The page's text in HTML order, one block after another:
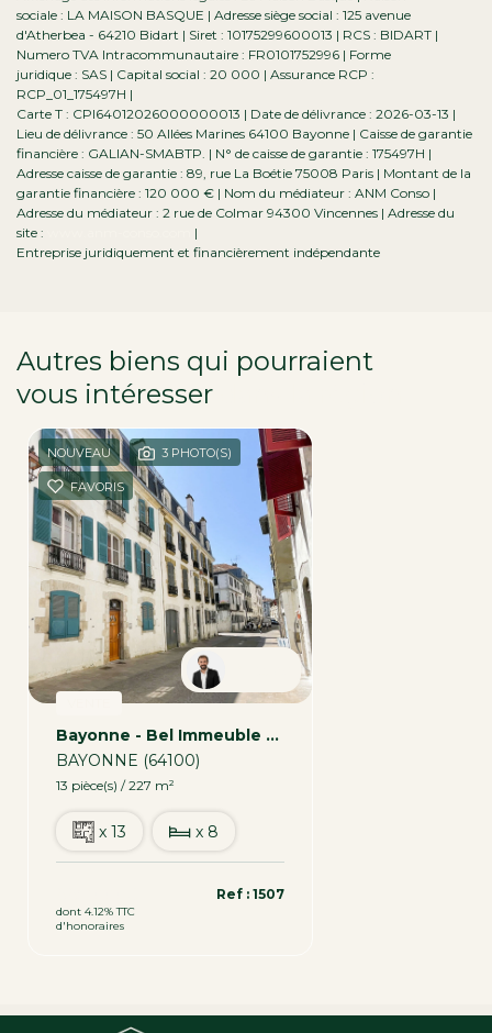
sociale : LA MAISON BASQUE | Adresse siège social : 125 avenue
d'Atherbea - 64210 Bidart | Siret : 10175299600013 | RCS : BIDART |
Numero TVA Intracommunautaire : FR0101752996 | Forme
juridique : SAS | Capital social : 20 000 | Assurance RCP :
RCP_01_175497H |
Carte T : CPI64012026000000013 | Date de délivrance : 2026-03-13 |
Lieu de délivrance : 50 Allées Marines 64100 Bayonne | Caisse de garantie
financière : GALIAN-SMABTP. | N° de caisse de garantie : 175497H |
Adresse caisse de garantie : 89, rue La Boétie 75008 Paris | Montant de la
garantie financière : 120 000 € | Nom du médiateur : ANM Conso |
Adresse du médiateur : 2 rue de Colmar 94300 Vincennes | Adresse du
site :
|
Entreprise juridiquement et financièrement indépendante
Autres biens qui pourraient
vous intéresser
NOUVEAU 3 PHOTO(S)
FAVORIS
Bayonne - Bel Immeuble De Rapport - 8 Appartements
BAYONNE (64100)
13 pièce(s) / 227 m²
x 13 x 8
dont 4.12% TTC
d'honoraires
Ref : 1507